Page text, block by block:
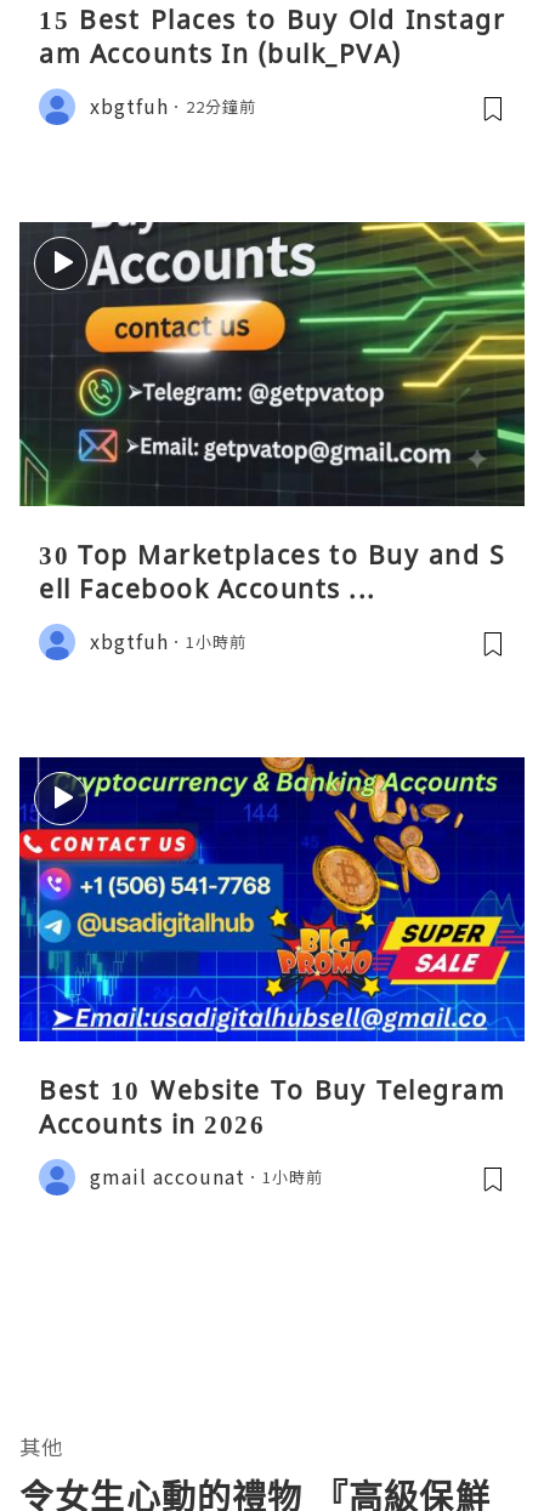
15 Best Places to Buy Old Instagr
am Accounts In (bulk_PVA)
xbgtfuh 22分鐘前
30 Top Marketplaces to Buy and S
ell Facebook Accounts ...
xbgtfuh 1小時前
Best 10 Website To Buy Telegram
Accounts in 2026
gmail accounat 1小時前
其他
令女生心動的禮物 『高級保鮮